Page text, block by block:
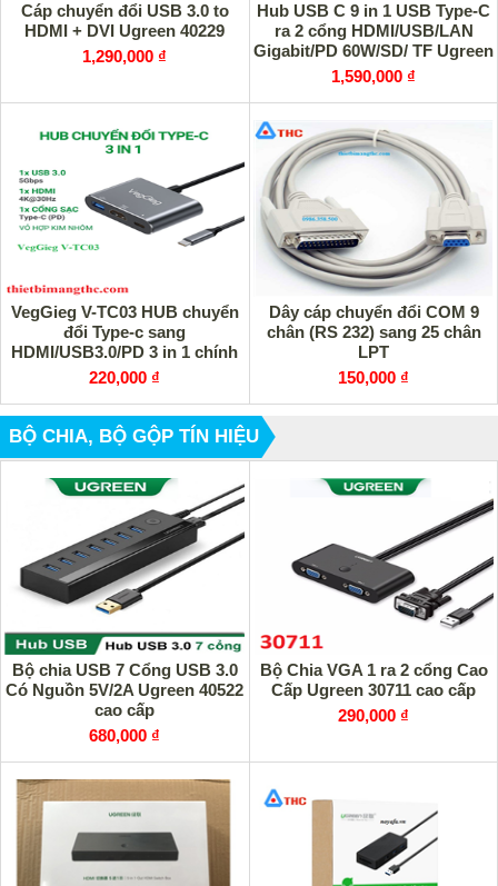
Cáp chuyển đổi USB 3.0 to
HDMI + DVI Ugreen 40229
1,290,000 ₫
Hub USB C 9 in 1 USB Type-C
ra 2 cổng HDMI/USB/LAN
Gigabit/PD 60W/SD/ TF Ugreen
90119 cao cấp
1,590,000 ₫
VegGieg V-TC03 HUB chuyển
đổi Type-c sang
HDMI/USB3.0/PD 3 in 1 chính
hãng
220,000 ₫
Dây cáp chuyển đổi COM 9
chân (RS 232) sang 25 chân
LPT
150,000 ₫
BỘ CHIA, BỘ GỘP TÍN HIỆU
Bộ chia USB 7 Cổng USB 3.0
Có Nguồn 5V/2A Ugreen 40522
cao cấp
680,000 ₫
Bộ Chia VGA 1 ra 2 cổng Cao
Cấp Ugreen 30711 cao cấp
290,000 ₫